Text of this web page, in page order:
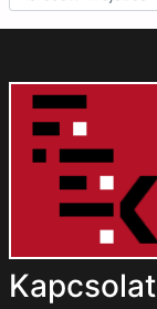
Kapcsolat